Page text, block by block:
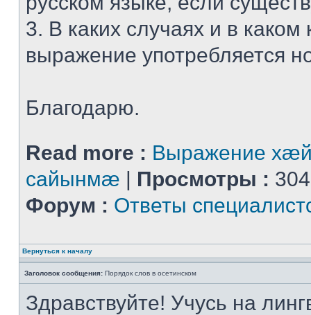
3. В каких случаях и в каком
выражение употребляется
Благодарю.
Read more : Выражение
сайынмæ | Просмотры :
Форум : Ответы
Вернуться к началу
Заголовок сообщения: Порядок слов в осетинском
Здравствуйте! Учусь на